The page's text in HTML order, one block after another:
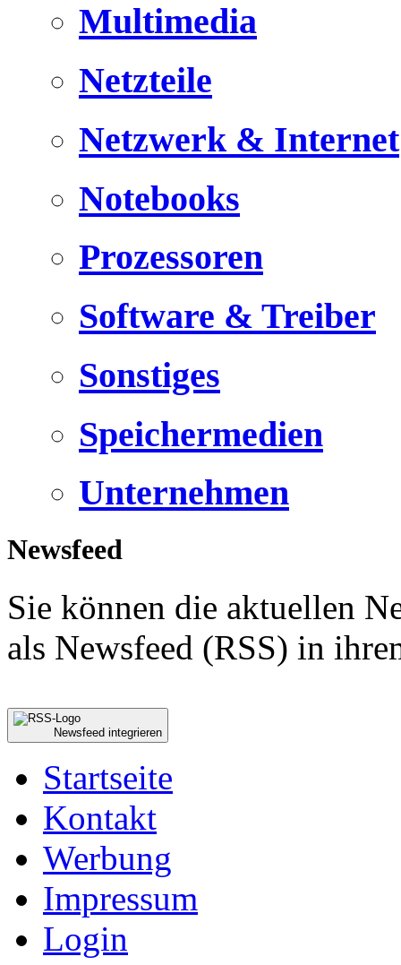
Multimedia
Netzteile
Netzwerk & Internet
Notebooks
Prozessoren
Software & Treiber
Sonstiges
Speichermedien
Unternehmen
Newsfeed
Sie können die aktuellen
als Newsfeed (RSS) in
Newsfeed integrieren
Startseite
Kontakt
Werbung
Impressum
Login